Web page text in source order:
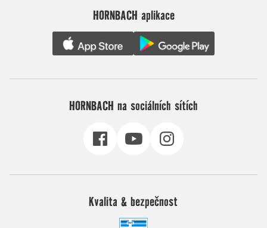
HORNBACH aplikace
HORNBACH na sociálních sítích
Kvalita & bezpečnost